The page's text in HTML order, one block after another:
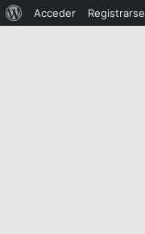
Acceder Registrarse